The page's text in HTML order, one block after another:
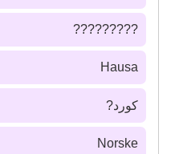
?????????
Hausa
كورد?
Norske